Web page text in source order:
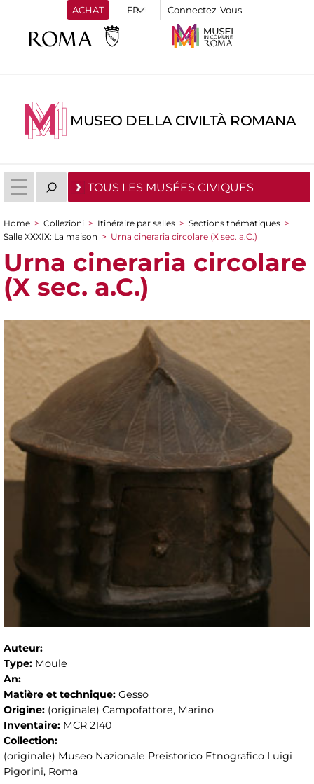
ACHAT Connectez-Vous
MUSEO DELLA CIVILTÀ ROMANA
TOUS LES MUSÉES CIVIQUES
You are here
Home > Collezioni > Itinéraire par salles > Sections thématiques >
Salle XXXIX: La maison > Urna cineraria circolare (X sec. a.C.)
Urna cineraria circolare
(X sec. a.C.)
Auteur:
Type: Moule
An:
Matière et technique: Gesso
Origine: (originale) Campofattore, Marino
Inventaire: MCR 2140
Collection:
(originale) Museo Nazionale Preistorico Etnografico Luigi
Pigorini, Roma